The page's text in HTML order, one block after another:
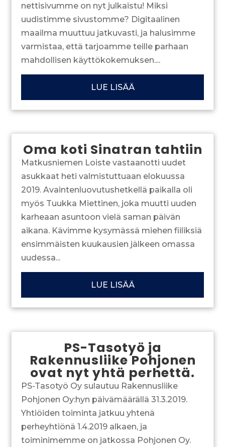
nettisivumme on nyt julkaistu! Miksi
uudistimme sivustomme? Digitaalinen
maailma muuttuu jatkuvasti, ja halusimme
varmistaa, että tarjoamme teille parhaan
mahdollisen käyttökokemuksen....
LUE LISÄÄ
Oma koti Sinatran tahtiin
Matkusniemen Loiste vastaanotti uudet
asukkaat heti valmistuttuaan elokuussa
2019. Avaintenluovutushetkellä paikalla oli
myös Tuukka Miettinen, joka muutti uuden
karheaan asuntoon vielä saman päivän
aikana. Kävimme kysymässä miehen fiiliksiä
ensimmäisten kuukausien jälkeen omassa
uudessa...
LUE LISÄÄ
PS-Tasotyö ja
Rakennusliike Pohjonen
ovat nyt yhtä perhettä.
PS-Tasotyö Oy sulautuu Rakennusliike
Pohjonen Oy:hyn päivämäärällä 31.3.2019.
Yhtiöiden toiminta jatkuu yhtenä
perheyhtiönä 1.4.2019 alkaen, ja
toiminimemme on jatkossa Pohjonen Oy.